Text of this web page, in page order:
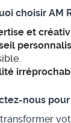
choisir AM
et
nous